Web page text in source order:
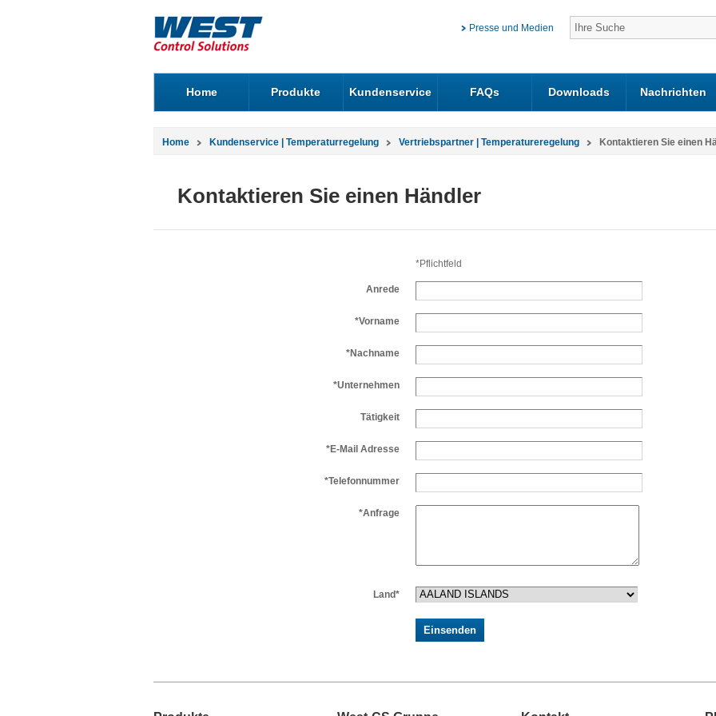
Presse und Medien
Home Produkte Kundenservice FAQs Downloads Nachrichten
Home Kundenservice | Temperaturregelung Vertriebspartner | Temperatureregelung Kontaktieren Sie einen
Kontaktieren Sie einen Händler
*Pflichtfeld
Anrede
*Vorname
*Nachname
*Unternehmen
Tätigkeit
*E-Mail Adresse
*Telefonnummer
*Anfrage
Land*